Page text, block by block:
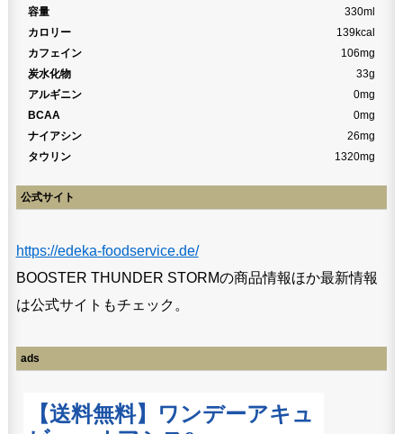
容量
330ml
カロリー
139kcal
カフェイン
106mg
炭水化物
33g
アルギニン
0mg
BCAA
0mg
ナイアシン
26mg
タウリン
1320mg
公式サイト
https://edeka-foodservice.de/
BOOSTER THUNDER STORMの商品情報ほか最新情報
は公式サイトもチェック。
ads